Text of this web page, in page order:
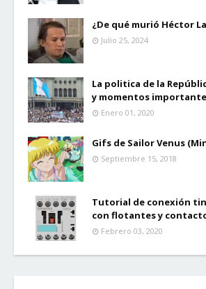
¿De qué murió Héctor
Julio 25, 2024
La politica de la
y momentos
Enero 01, 2020
Gifs de Sailor Venus
Septiembre 15, 2018
Tutorial de conexión
con flotantes y
Febrero 03, 2020